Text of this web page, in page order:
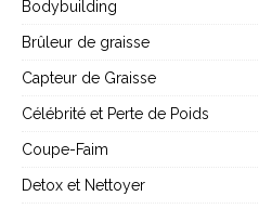
Bodybuilding
Brûleur de graisse
Capteur de Graisse
Célébrité et Perte de Poids
Coupe-Faim
Detox et Nettoyer